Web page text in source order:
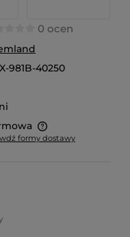
0 ocen
981B-40250
płatności
formy dostawy